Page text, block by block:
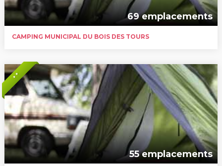
69 emplacements
CAMPING MUNICIPAL DU BOIS DES TOURS
* *
55 emplacements